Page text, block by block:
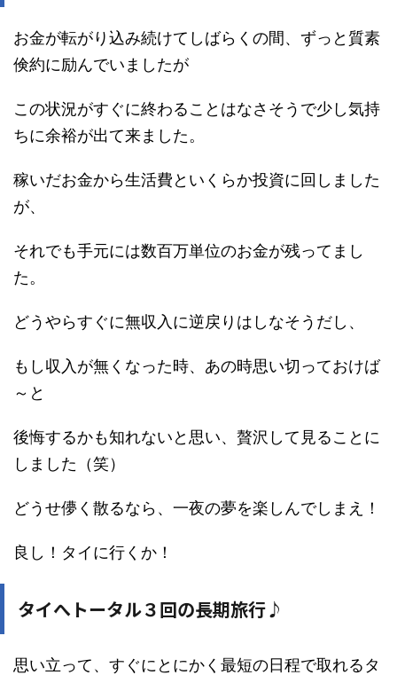
お金が転がり込み続けてしばらくの間、ずっと質素
倹約に励んでいましたが
この状況がすぐに終わることはなさそうで少し気持
ちに余裕が出て来ました。
稼いだお金から生活費といくらか投資に回しました
が、
それでも手元には数百万単位のお金が残ってまし
た。
どうやらすぐに無収入に逆戻りはしなそうだし、
もし収入が無くなった時、あの時思い切っておけば
～と
後悔するかも知れないと思い、贅沢して見ることに
しました（笑）
どうせ儚く散るなら、一夜の夢を楽しんでしまえ！
良し！タイに行くか！
タイへトータル３回の長期旅行♪
思い立って、すぐにとにかく最短の日程で取れるタ